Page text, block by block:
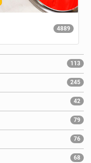
4889
113
245
42
79
76
68